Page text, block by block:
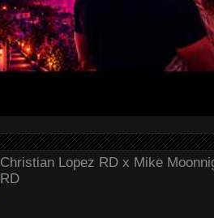
Christian Lopez RD x Mike
RD